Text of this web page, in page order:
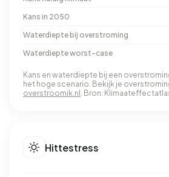
Kans in 2050
Waterdiepte bij overstroming
Waterdiepte worst-case
Kans en waterdiepte bij een
het hoge scenario. Bekijk je
overstroomik.nl . Bron:
Hittestress